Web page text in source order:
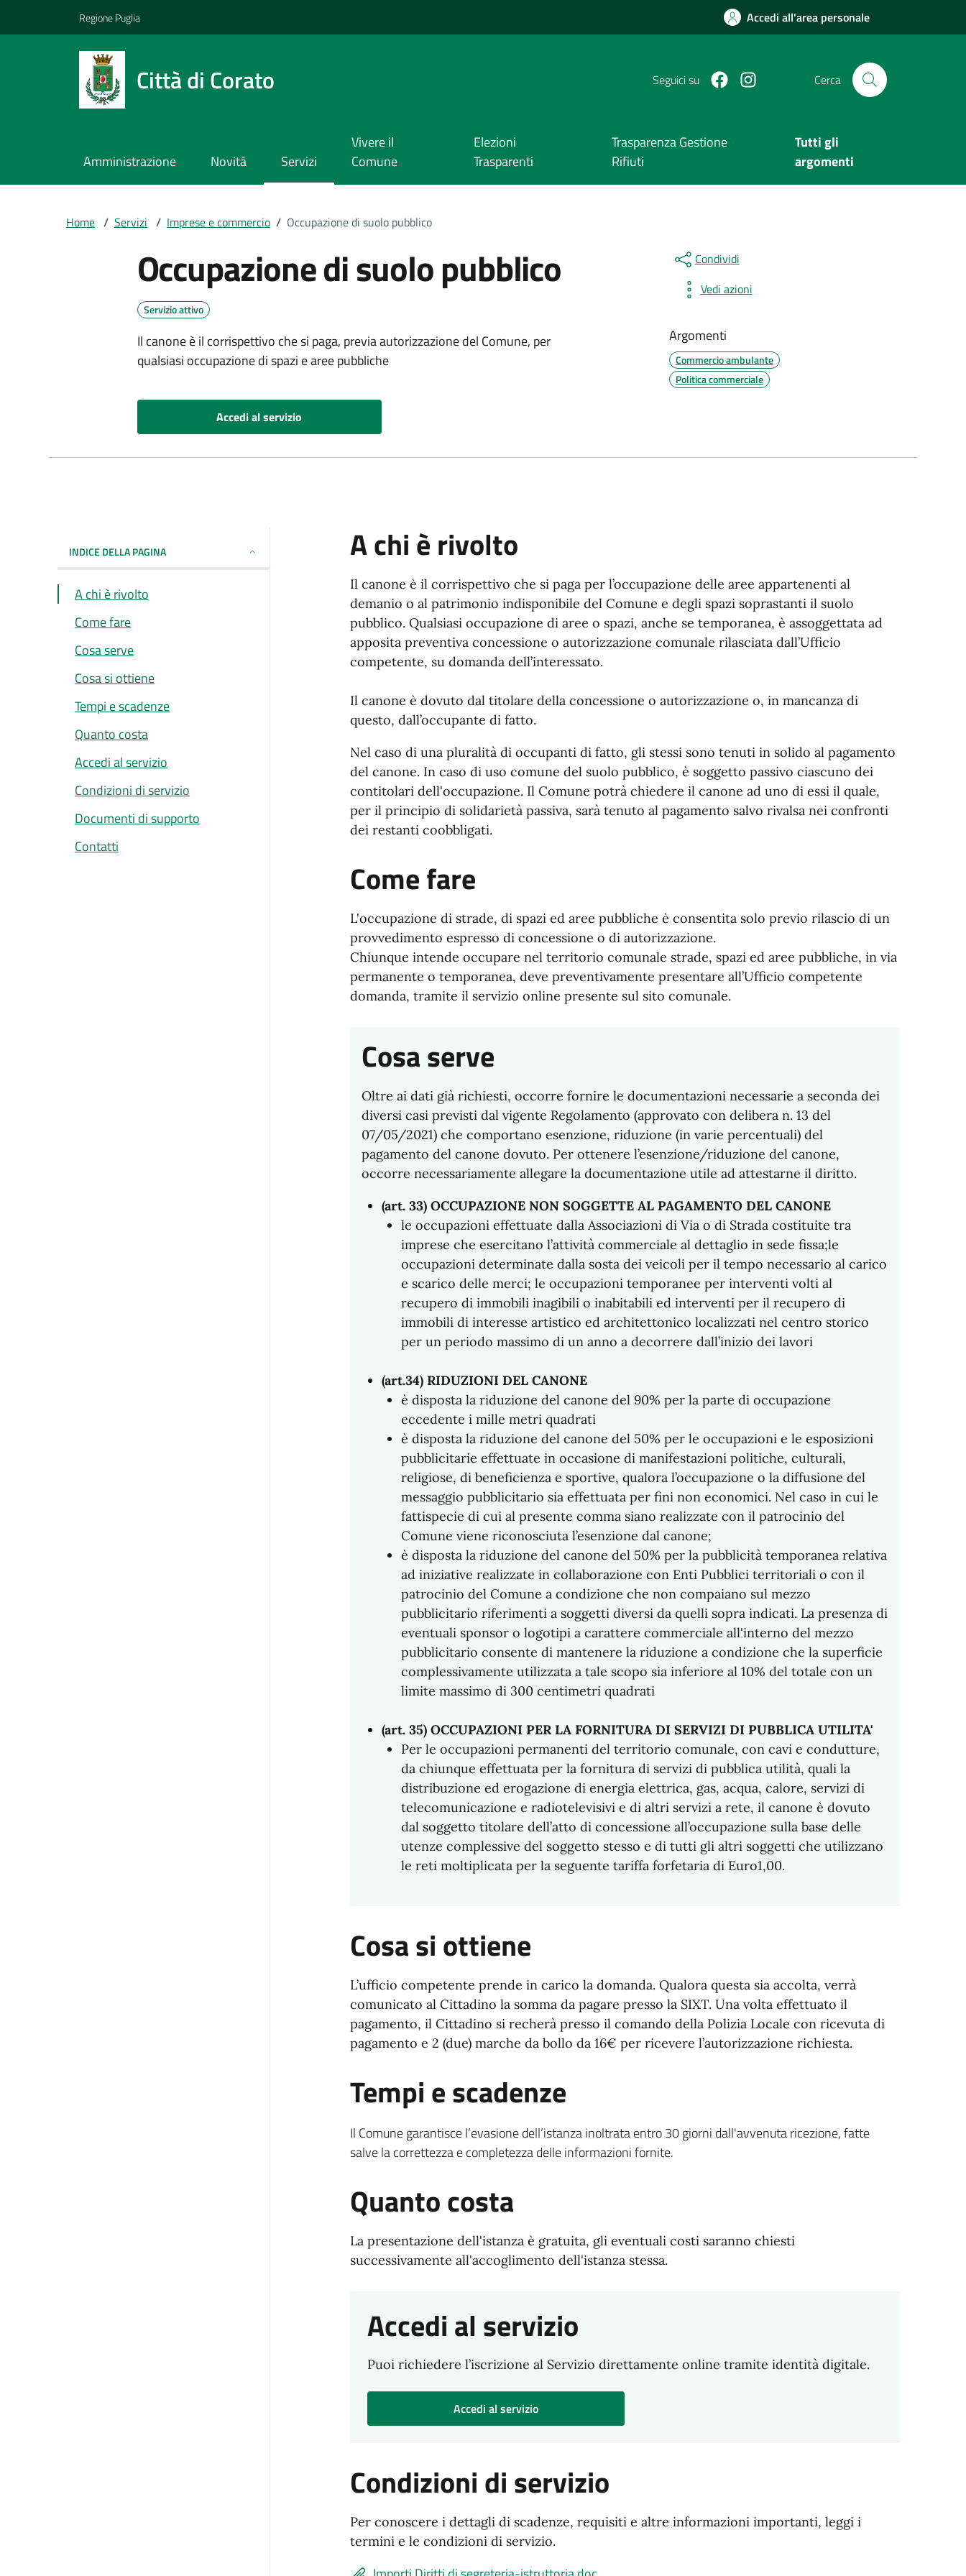
Regione Puglia Accedi all'area personale
Città di Corato Seguici su FacebookInstagram Cerca
Amministrazione Novità Servizi
Vivere il
Comune
Elezioni
Trasparenti
Trasparenza Gestione
Rifiuti
Tutti gli
argomenti
Home / Servizi / Imprese e commercio / Occupazione di suolo pubblico
Occupazione di suolo pubblico
Servizio attivo
Il canone è il corrispettivo che si paga, previa autorizzazione del Comune, per
qualsiasi occupazione di spazi e aree pubbliche
Accedi al servizio
Condividi
Vedi azioni
Argomenti
Commercio ambulante
Politica commerciale
INDICE DELLA PAGINA
A chi è rivolto
Come fare
Cosa serve
Cosa si ottiene
Tempi e scadenze
Quanto costa
Accedi al servizio
Condizioni di servizio
Documenti di supporto
Contatti
A chi è rivolto
Il canone è il corrispettivo che si paga per l’occupazione delle aree appartenenti al
demanio o al patrimonio indisponibile del Comune e degli spazi soprastanti il suolo
pubblico. Qualsiasi occupazione di aree o spazi, anche se temporanea, è assoggettata ad
apposita preventiva concessione o autorizzazione comunale rilasciata dall’Ufficio
competente, su domanda dell’interessato.
Il canone è dovuto dal titolare della concessione o autorizzazione o, in mancanza di
questo, dall’occupante di fatto.
Nel caso di una pluralità di occupanti di fatto, gli stessi sono tenuti in solido al pagamento
del canone. In caso di uso comune del suolo pubblico, è soggetto passivo ciascuno dei
contitolari dell'occupazione. Il Comune potrà chiedere il canone ad uno di essi il quale,
per il principio di solidarietà passiva, sarà tenuto al pagamento salvo rivalsa nei confronti
dei restanti coobbligati.
Come fare
L'occupazione di strade, di spazi ed aree pubbliche è consentita solo previo rilascio di un
provvedimento espresso di concessione o di autorizzazione.
Chiunque intende occupare nel territorio comunale strade, spazi ed aree pubbliche, in via
permanente o temporanea, deve preventivamente presentare all’Ufficio competente
domanda, tramite il servizio online presente sul sito comunale.
Cosa serve
Oltre ai dati già richiesti, occorre fornire le documentazioni necessarie a seconda dei
diversi casi previsti dal vigente Regolamento (approvato con delibera n. 13 del
07/05/2021) che comportano esenzione, riduzione (in varie percentuali) del
pagamento del canone dovuto. Per ottenere l’esenzione/riduzione del canone,
occorre necessariamente allegare la documentazione utile ad attestarne il diritto.
(art. 33) OCCUPAZIONE NON SOGGETTE AL PAGAMENTO DEL CANONE
le occupazioni effettuate dalla Associazioni di Via o di Strada costituite tra
imprese che esercitano l’attività commerciale al dettaglio in sede fissa;le
occupazioni determinate dalla sosta dei veicoli per il tempo necessario al carico
e scarico delle merci; le occupazioni temporanee per interventi volti al
recupero di immobili inagibili o inabitabili ed interventi per il recupero di
immobili di interesse artistico ed architettonico localizzati nel centro storico
per un periodo massimo di un anno a decorrere dall’inizio dei lavori
(art.34) RIDUZIONI DEL CANONE
è disposta la riduzione del canone del 90% per la parte di occupazione
eccedente i mille metri quadrati
è disposta la riduzione del canone del 50% per le occupazioni e le esposizioni
pubblicitarie effettuate in occasione di manifestazioni politiche, culturali,
religiose, di beneficienza e sportive, qualora l’occupazione o la diffusione del
messaggio pubblicitario sia effettuata per fini non economici. Nel caso in cui le
fattispecie di cui al presente comma siano realizzate con il patrocinio del
Comune viene riconosciuta l’esenzione dal canone;
è disposta la riduzione del canone del 50% per la pubblicità temporanea relativa
ad iniziative realizzate in collaborazione con Enti Pubblici territoriali o con il
patrocinio del Comune a condizione che non compaiano sul mezzo
pubblicitario riferimenti a soggetti diversi da quelli sopra indicati. La presenza di
eventuali sponsor o logotipi a carattere commerciale all'interno del mezzo
pubblicitario consente di mantenere la riduzione a condizione che la superficie
complessivamente utilizzata a tale scopo sia inferiore al 10% del totale con un
limite massimo di 300 centimetri quadrati
(art. 35) OCCUPAZIONI PER LA FORNITURA DI SERVIZI DI PUBBLICA UTILITA'
Per le occupazioni permanenti del territorio comunale, con cavi e condutture,
da chiunque effettuata per la fornitura di servizi di pubblica utilità, quali la
distribuzione ed erogazione di energia elettrica, gas, acqua, calore, servizi di
telecomunicazione e radiotelevisivi e di altri servizi a rete, il canone è dovuto
dal soggetto titolare dell’atto di concessione all’occupazione sulla base delle
utenze complessive del soggetto stesso e di tutti gli altri soggetti che utilizzano
le reti moltiplicata per la seguente tariffa forfetaria di Euro1,00.
Cosa si ottiene
L’ufficio competente prende in carico la domanda. Qualora questa sia accolta, verrà
comunicato al Cittadino la somma da pagare presso la SIXT. Una volta effettuato il
pagamento, il Cittadino si recherà presso il comando della Polizia Locale con ricevuta di
pagamento e 2 (due) marche da bollo da 16€ per ricevere l’autorizzazione richiesta.
Tempi e scadenze
Il Comune garantisce l’evasione dell’istanza inoltrata entro 30 giorni dall'avvenuta ricezione, fatte
salve la correttezza e completezza delle informazioni fornite.
Quanto costa
La presentazione dell'istanza è gratuita, gli eventuali costi saranno chiesti
successivamente all'accoglimento dell'istanza stessa.
Accedi al servizio
Puoi richiedere l’iscrizione al Servizio direttamente online tramite identità digitale.
Accedi al servizio
Condizioni di servizio
Per conoscere i dettagli di scadenze, requisiti e altre informazioni importanti, leggi i
termini e le condizioni di servizio.